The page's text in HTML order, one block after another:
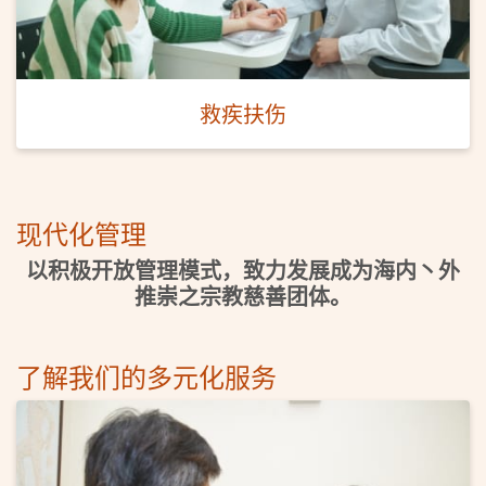
救疾扶伤
现代化管理
以积极开放管理模式，致力发展成为海内丶外
推崇之宗教慈善团体。
了解我们的多元化服务